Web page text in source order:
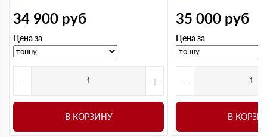
34 900 руб
Цена за
- +
В КОРЗИНУ
35 000 руб
Цена за
-
В